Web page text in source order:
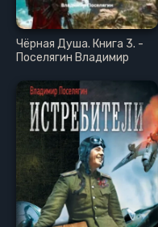
Чёрная Душа. Книга 3. -
Поселягин Владимир